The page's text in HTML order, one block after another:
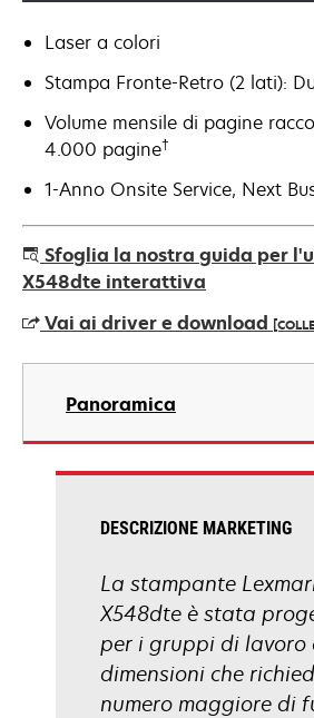
Laser a colori
Stampa Fronte-Retro (2 lati):
Volume mensile di pagine
4.000 pagine†
1-Anno Onsite Service, Next
Sfoglia la nostra guida per
X548dte interattiva
Vai ai driver e download
si
una
nuova
Panoramica
DESCRIZIONE MARKETING
La stampante
X548dte è stata
per i gruppi di lavoro
dimensioni che
numero maggiore di